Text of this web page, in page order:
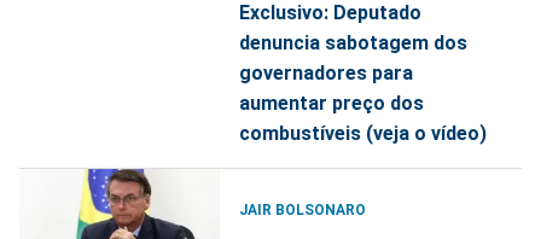
Exclusivo: Deputado
denuncia sabotagem dos
governadores para
aumentar preço dos
combustíveis (veja o vídeo)
JAIR BOLSONARO